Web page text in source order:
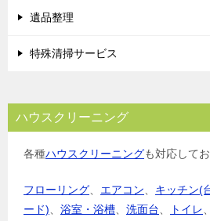
遺品整理
特殊清掃サービス
ハウスクリーニング
各種ハウスクリーニングも対応してお
フローリング エアコン キッチン(
ード)
浴室・浴槽 洗面台 トイレ